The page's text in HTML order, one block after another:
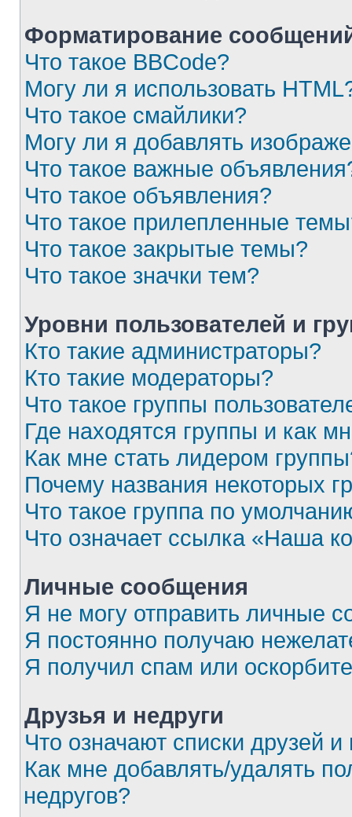
Форматирование
Что такое BBCode?
Могу ли я использовать
Что такое смайлики?
Могу ли я добавлять
Что такое важные
Что такое объявления?
Что такое прилепленные
Что такое закрытые темы?
Что такое значки тем?
Уровни пользователей и
Кто такие администраторы?
Кто такие модераторы?
Что такое группы
Где находятся группы и как
Как мне стать лидером
Почему названия некоторых
Что такое группа по
Что означает ссылка «Наша
Личные сообщения
Я не могу отправить личные
Я постоянно получаю
Я получил спам или
Друзья и недруги
Что означают списки друзей и
Как мне добавлять/удалять
недругов?